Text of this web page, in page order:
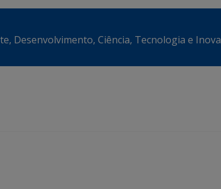
Desenvolvimento, Ciência, Tecnologia e